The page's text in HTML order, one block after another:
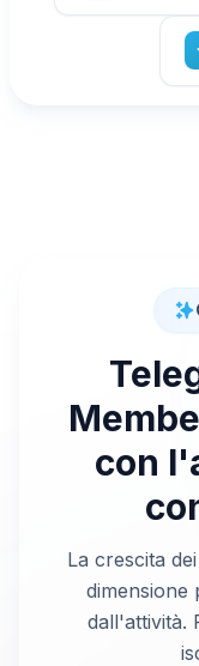
con
La crescita
dimensione
dall'attività.